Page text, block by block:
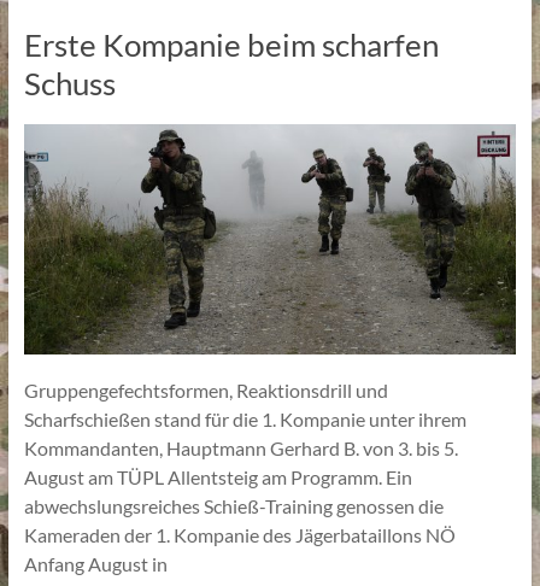
Erste Kompanie beim scharfen
Schuss
Gruppengefechtsformen, Reaktionsdrill und
Scharfschießen stand für die 1. Kompanie unter ihrem
Kommandanten, Hauptmann Gerhard B. von 3. bis 5.
August am TÜPL Allentsteig am Programm. Ein
abwechslungsreiches Schieß-Training genossen die
Kameraden der 1. Kompanie des Jägerbataillons NÖ
Anfang August in